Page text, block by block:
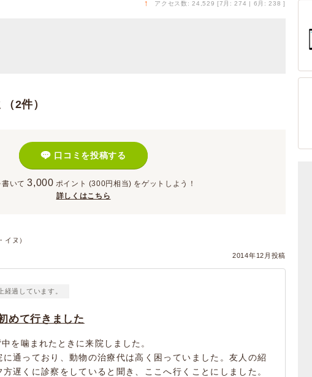
↑ アクセス数: 24,529 [7月: 274 | 6月: 238 ]
2件）
口コミを投稿する
いて 3,000 ポイント (300円相当) をゲットしよう！
詳しくはこちら
イヌ）
2014年12月投稿
経過しています。
めて行きました
を噛まれたときに来院しました。
に通っており、動物の治療代は高く困っていました。友人の紹
遅くに診察をしていると聞き、ここへ行くことにしました。